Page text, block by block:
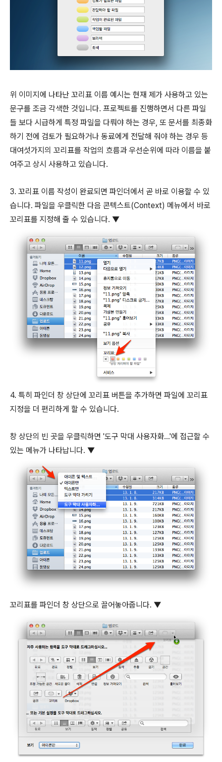
위 이미지에 나타난 꼬리표 이름 예시는 현재 제가 사용하고 있는
문구를 조금 각색한 것입니다. 프로젝트를 진행하면서 다른 파일
들 보다 시급하게 특정 파일을 다뤄야 하는 경우, 또 문서를 최종화
하기 전에 검토가 필요하거나 동료에게 전달해 줘야 하는 경우 등
대여섯가지의 꼬리표를 작업의 흐름과 우선순위에 따라 이름을 붙
여주고 상시 사용하고 있습니다.
3. 꼬리표 이름 작성이 완료되면 파인더에서 곧 바로 이용할 수 있
습니다. 파일을 우클릭한 다음 콘텍스트(Context) 메뉴에서 바로
꼬리표를 지정해 줄 수 있습니다. ▼
4. 특히 파인더 창 상단에 꼬리표 버튼을 추가하면 파일에 꼬리표
지정을 더 편리하게 할 수 있습니다.
창 상단의 빈 곳을 우클릭하면 '도구 막대 사용자화...'에 접근할 수
있는 메뉴가 나타납니다. ▼
꼬리표를 파인더 창 상단으로 끌어놓아줍니다. ▼